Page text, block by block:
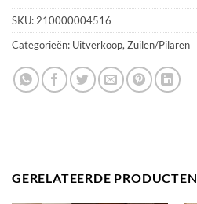
SKU: 210000004516
Categorieën: Uitverkoop, Zuilen/Pilaren
GERELATEERDE PRODUCTEN